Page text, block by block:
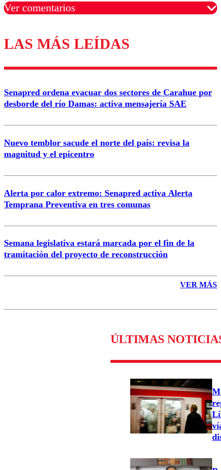
Ver comentarios
Los comentarios son moderados para garantizar un
diálogo respetuoso.
Correo
LAS MÁS LEÍDAS
Senapred ordena evacuar dos sectores de Carahue por
desborde del río Damas: activa mensajería SAE
Nuevo temblor sacude el norte del país: revisa la
magnitud y el epicentro
Alerta por calor extremo: Senapred activa Alerta
Temprana Preventiva en tres comunas
Semana legislativa estará marcada por el fin de la
tramitación del proyecto de reconstrucción
VER MÁS
ÚLTIMAS